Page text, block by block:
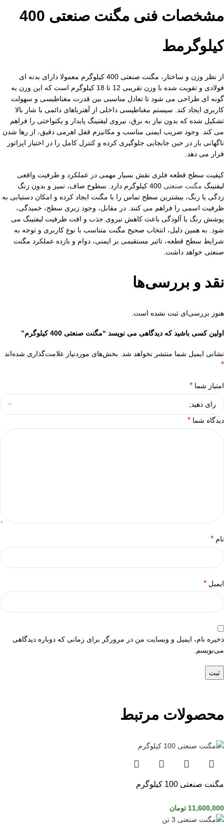
مشخصات فنی مگنت صنعتی 400
کیلوگرمط
از نظر وزن و ساختار، مگنت صنعتی 400 کیلوگرم معمولا دارای بدنه ای
فولادی و تقویت شده با وزن تقریبی 12 تا 18 کیلوگرم است که این وزن به
گونه ای طراحی می شود تا تعادل مناسبی بین قدرت مغناطیسی و سهولت
کاربری ایجاد کند. سیستم مغناطیسی داخلی از آهنرباهای دائمی با شار بالا
تشکیل شده که بدون نیاز به برق، نیروی لیفتینگ پایدار و یکنواختی را فراهم
می کند. وجود ضریب ایمنی مناسب و مکانیزم قفل اهرمی دقیق، از رها شدن
ناگهانی بار در حین جابجایی جلوگیری کرده و کنترل کامل را در اختیار اپراتور
قرار می دهد.
کیفیت سطح قطعه فلزی نقش بسیار مهمی در عملکرد و ظرفیت واقعی
لیفتینگ مگنت صنعتی
400 کیلوگرم دارد. سطوح صاف، تمیز و بدون زنگ
زدگی یا رنگ، بیشترین سطح تماس را با مگنت ایجاد کرده و امکان دستیابی به
ظرفیت اسمی را فراهم می کنند. در مقابل، وجود زبری سطح، خمیدگی،
پوشش رنگ یا آلودگی باعث کاهش نیروی جذب و افت ظرفیت لیفتینگ می
شود. به همین دلیل، انتخاب صحیح مگنت متناسب با نوع کاربری و توجه به
شرایط سطح قطعه، تاثیر مستقیمی بر ایمنی، دوام و بازده عملکرد مگنت
صنعتی خواهد داشت.
نقد و بررسی‌ها
هنوز بررسی‌ای ثبت نشده است.
اولین کسی باشید که دیدگاهی می نویسد “مگنت صنعتی 400 کیلوگرم”
نشانی ایمیل شما منتشر نخواهد شد. بخش‌های موردنیاز علامت‌گذاری شده‌اند
*
امتیاز شما *
دیدگاه شما *
نام *
ایمیل *
ذخیره نام، ایمیل و وبسایت من در مرورگر برای زمانی که دوباره دیدگاهی
می‌نویسم.
محصولات مرتبط
مگنت صنعتی 100 کیلوگرم
11,600,000 تومان